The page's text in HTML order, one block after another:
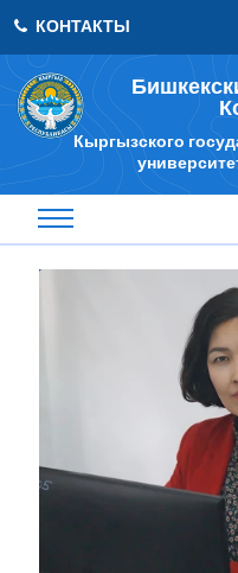
КОНТАКТЫ
Кыргызского